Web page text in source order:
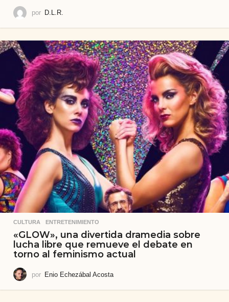
por D.L.R.
CULTURA ,ENTRETENIMIENTO
«GLOW», una divertida dramedia sobre
lucha libre que remueve el debate en
torno al feminismo actual
por Enio Echezábal Acosta